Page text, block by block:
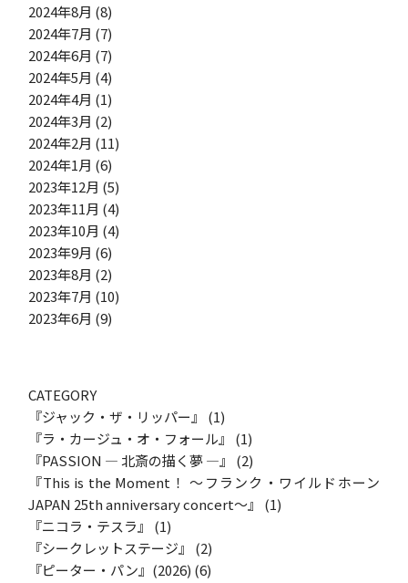
2024年8月 (8)
2024年7月 (7)
2024年6月 (7)
2024年5月 (4)
2024年4月 (1)
2024年3月 (2)
2024年2月 (11)
2024年1月 (6)
2023年12月 (5)
2023年11月 (4)
2023年10月 (4)
2023年9月 (6)
2023年8月 (2)
2023年7月 (10)
2023年6月 (9)
CATEGORY
『ジャック・ザ・リッパー』
(1)
『ラ・カージュ・オ・フォール』
(1)
『PASSION ― 北斎の描く夢 ―』
(2)
『This is the Moment！ ～フランク・ワイルドホーン
JAPAN 25th anniversary concert～』
(1)
『ニコラ・テスラ』
(1)
『シークレットステージ』
(2)
『ピーター・パン』(2026) (6)